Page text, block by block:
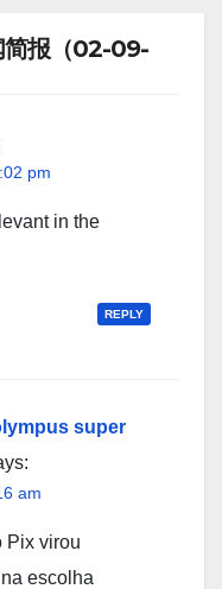
报（02-09-
pm
in the
REPLY
super
am
Pix virou
escolha